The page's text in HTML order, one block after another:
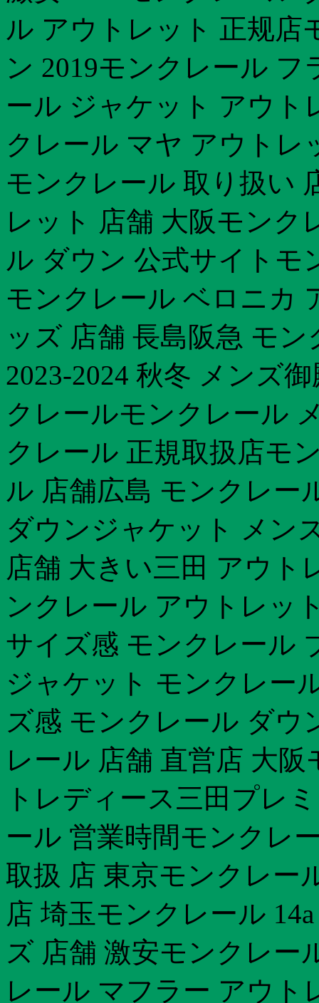
ル アウトレット 正规店
ン 2019モンクレール
ール ジャケット アウト
クレール マヤ アウトレ
モンクレール 取り扱い
レット 店舗 大阪モンク
ル ダウン 公式サイトモ
モンクレール ベロニカ
ッズ 店舗 長島阪急 モ
2023-2024 秋冬 メンズ
クレールモンクレール
クレール 正規取扱店モ
ル 店舗広島 モンクレー
ダウンジャケット メン
店舗 大きい三田 アウト
ンクレール アウトレッ
サイズ感 モンクレール
ジャケット モンクレー
ズ感 モンクレール ダウ
レール 店舗 直営店 大
トレディース三田プレ
ール 営業時間モンクレ
取扱 店 東京モンクレー
店 埼玉モンクレール
ズ 店舗 激安モンクレー
レール マフラー アウト